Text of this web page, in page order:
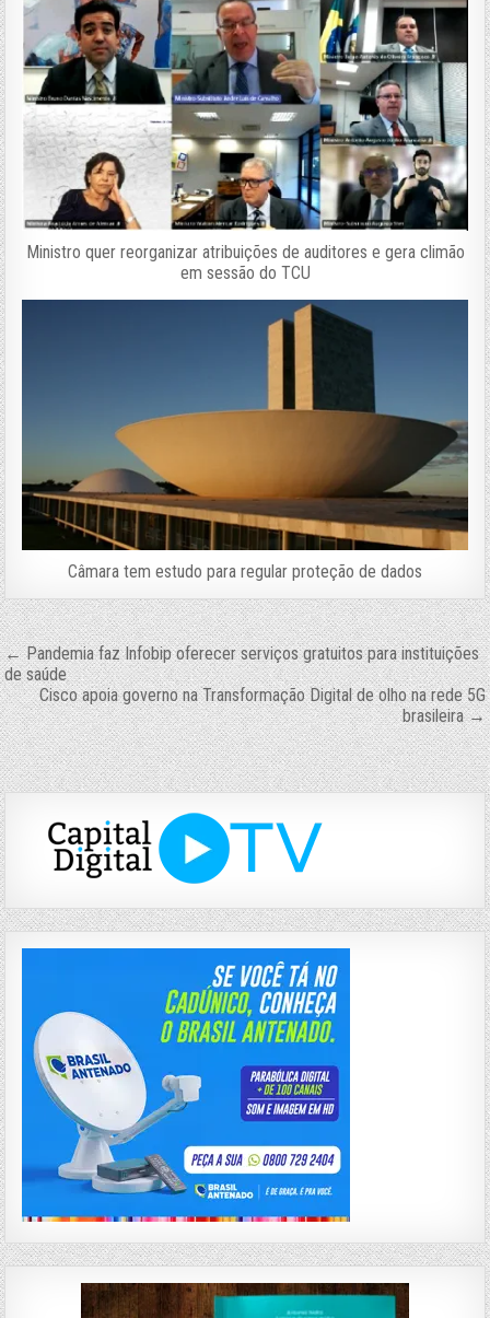
Ministro quer reorganizar atribuições de auditores e gera climão
em sessão do TCU
Câmara tem estudo para regular proteção de dados
Navegação
de
Post
← Pandemia faz Infobip oferecer serviços gratuitos para instituições
de saúde
Cisco apoia governo na Transformação Digital de olho na rede 5G
brasileira →